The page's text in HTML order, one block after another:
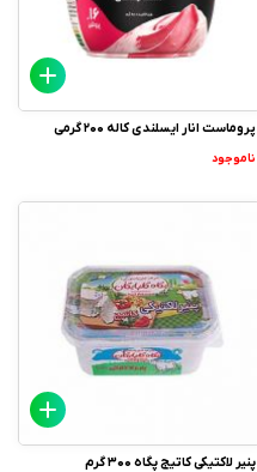
پروماست انار ایسلندی کاله 200 گرمی
ناموجود
پنیر لاکتیکی کاتیج پگاه 300 گرم